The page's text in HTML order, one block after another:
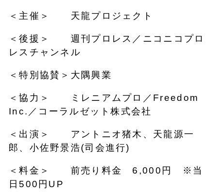
＜主催＞ 天龍プロジェクト
＜後援＞ 週刊プロレス／ニコニコプロ
レスチャンネル
＜特別協賛＞大隅興業
＜協力＞ ミレニアムプロ／Freedom
Inc.／コーラルゼット株式会社
＜出演＞ アントニオ猪木、天龍源一
郎、小佐野景浩(司会進行)
＜料金＞ 前売り料金 6,000円 ※当
日500円UP